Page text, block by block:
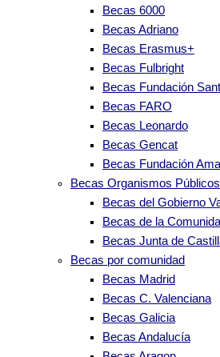
Becas 6000
Becas Adriano
Becas Erasmus+
Becas Fulbright
Becas Fundación
Becas FARO
Becas Leonardo
Becas Gencat
Becas Fundación
Becas Organismos Públicos
Becas del Gobierno
Becas de la
Becas Junta de
Becas por comunidad
Becas Madrid
Becas C. Valenciana
Becas Galicia
Becas Andalucía